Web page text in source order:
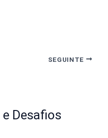
SEGUINTE
Desafios